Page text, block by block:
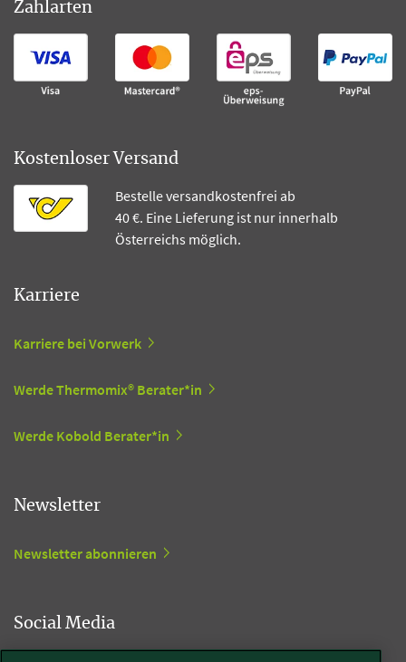
Zahlarten
Kostenloser Versand
Bestelle versandkostenfrei ab
40 €. Eine Lieferung ist nur innerhalb
Österreichs möglich.
Karriere
Karriere bei Vorwerk
Werde Thermomix® Berater*in
Werde Kobold Berater*in
Newsletter
Newsletter abonnieren
Social Media